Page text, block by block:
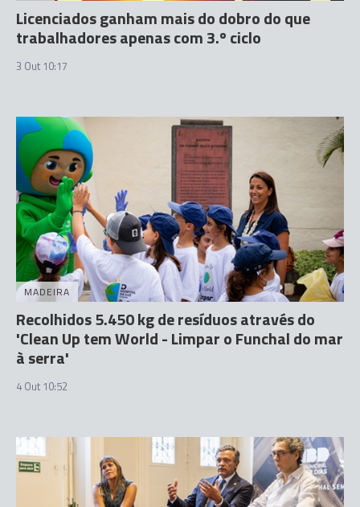
Licenciados ganham mais do dobro do que
trabalhadores apenas com 3.º ciclo
3 Out 10:17
MADEIRA
Recolhidos 5.450 kg de resíduos através do
'Clean Up tem World - Limpar o Funchal do mar
à serra'
4 Out 10:52